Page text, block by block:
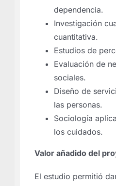
dependencia.
Investigación
cuantitativa.
Estudios de
Evaluación de
sociales.
Diseño de
las personas.
Sociología
los cuidados.
Valor añadido del
El estudio permitió